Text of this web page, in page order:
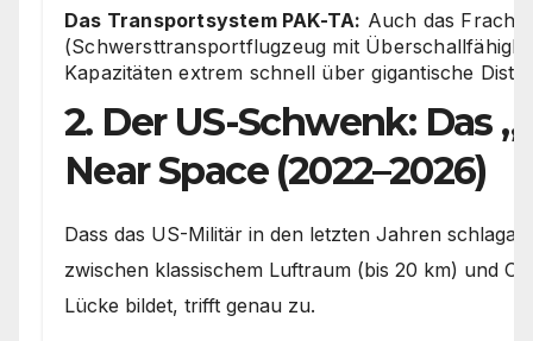
Das Transportsystem PAK-TA: Auch das
(Schwersttransportflugzeug mit
Kapazitäten extrem schnell über gigantische
2. Der US-Schwenk: Das
Near Space (2022–2026)
Dass das US-Militär in den letzten Jahren
zwischen klassischem Luftraum (bis 20 km) und
Lücke bildet, trifft genau zu.